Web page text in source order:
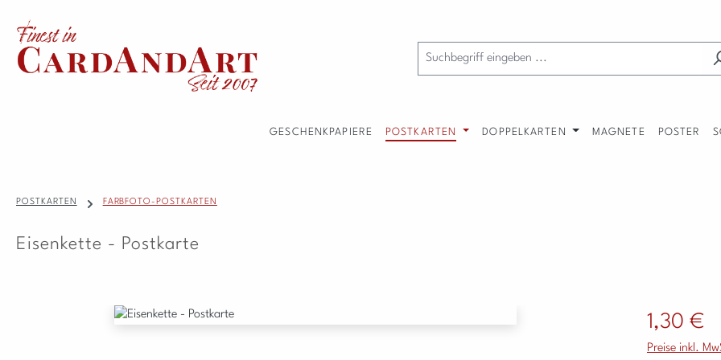
Hauptinhalt springen
Zur Suche springen
Zur Hauptnavigation springen
GESCHENKPAPIERE POSTKARTEN DOPPELKARTEN MAGNETE POSTER
POSTKARTEN FARBFOTO-POSTKARTEN
Eisenkette - Postkarte
Bildergalerie überspringen Regulärer Preis:
1,30 €
Preise inkl.